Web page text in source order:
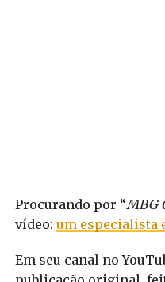
Procurando por “MBG
vídeo: um especialista
Em seu canal no